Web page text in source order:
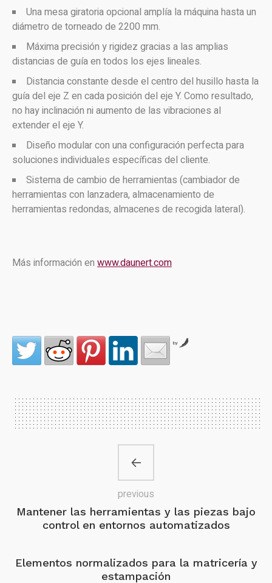
Una mesa giratoria opcional amplía la máquina hasta un
diámetro de torneado de 2200 mm.
Máxima precisión y rigidez gracias a las amplias
distancias de guía en todos los ejes lineales.
Distancia constante desde el centro del husillo hasta la
guía del eje Z en cada posición del eje Y. Como resultado,
no hay inclinación ni aumento de las vibraciones al
extender el eje Y.
Diseño modular con una configuración perfecta para
soluciones individuales específicas del cliente.
Sistema de cambio de herramientas (cambiador de
herramientas con lanzadera, almacenamiento de
herramientas redondas, almacenes de recogida lateral).
Más información en www.daunert.com
by
Mantener las herramientas y las piezas bajo
control en entornos automatizados
previous
Elementos normalizados para la matricería y
estampación